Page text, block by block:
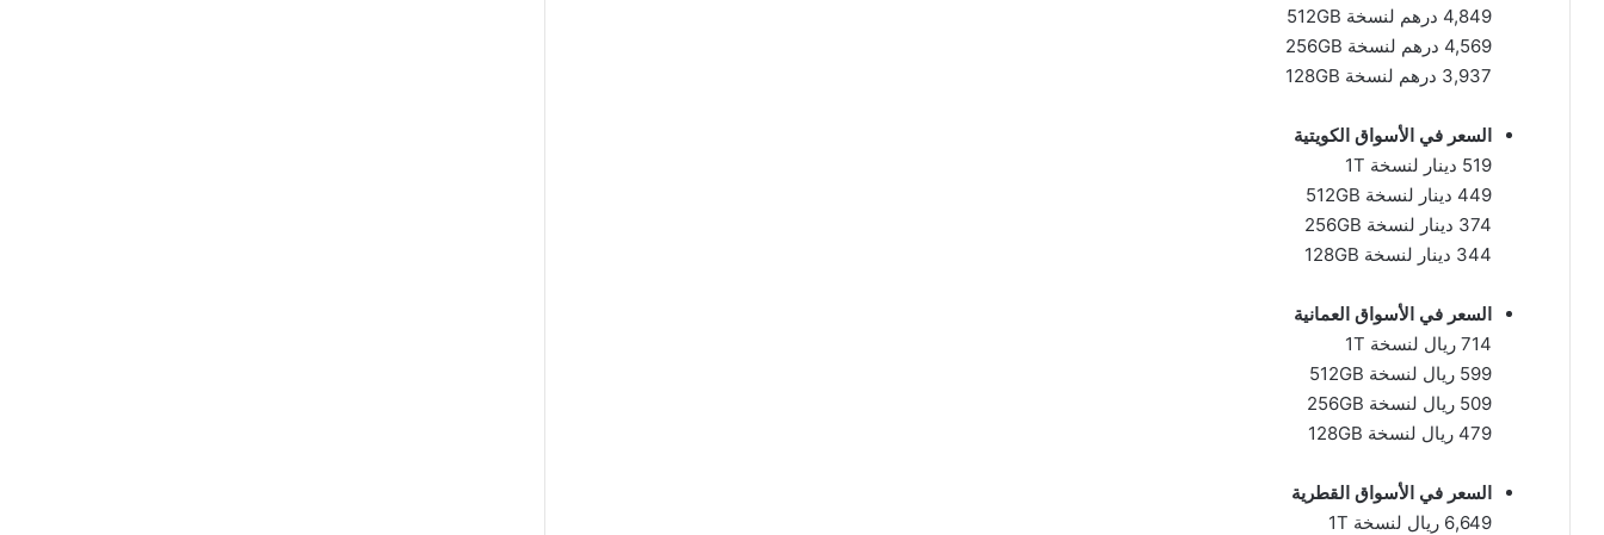
4,849 درهم لنسخة 512GB
4,569 درهم لنسخة 256GB
3,937 درهم لنسخة 128GB
السعر في الأسواق الكويتية
519 دينار لنسخة 1T
449 دينار لنسخة 512GB
374 دينار لنسخة 256GB
344 دينار لنسخة 128GB
السعر في الأسواق العمانية
714 ريال لنسخة 1T
599 ريال لنسخة 512GB
509 ريال لنسخة 256GB
479 ريال لنسخة 128GB
السعر في الأسواق القطرية
6,649 ريال لنسخة 1T